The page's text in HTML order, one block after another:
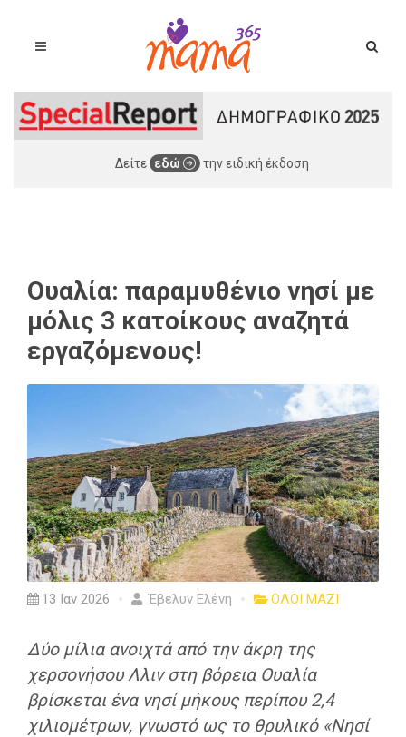
Δείτε εδώ την ειδική έκδοση
Ουαλία: παραμυθένιο νησί με
μόλις 3 κατοίκους αναζητά
εργαζόμενους!
13 Ιαν 2026 Έβελυν Ελένη ΟΛΟΙ ΜΑΖΙ
Δύο μίλια ανοιχτά από την άκρη της
χερσονήσου Λλιν στη βόρεια Ουαλία
βρίσκεται ένα νησί μήκους περίπου 2,4
χιλιομέτρων, γνωστό ως το θρυλικό «Νησί